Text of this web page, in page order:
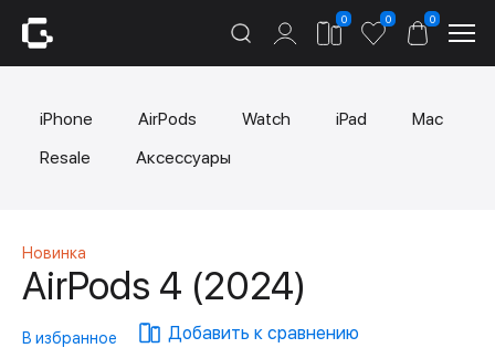
0 0 0
iPhone AirPods Watch iPad
Mac
Resale
Аксессуары
Новинка
AirPods 4 (2024)
В избранное Добавить к сравнению